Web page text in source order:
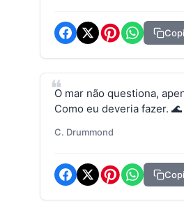
O mar não questiona,
Como eu deveria fazer. 🌊
C. Drummond